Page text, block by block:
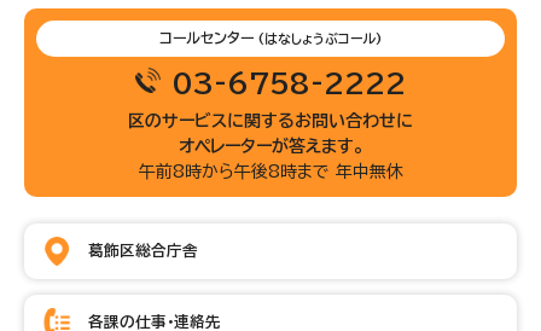
コールセンター (はなしょうぶコール)
03-6758-2222
区のサービスに関するお問い合わせに
オペレーターが答えます。
午前8時から午後8時まで 年中無休
葛飾区総合庁舎
各課の仕事・連絡先